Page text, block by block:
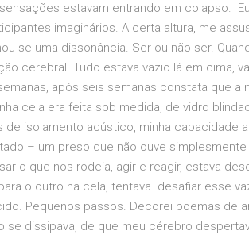
estavam entrando em colapso.
imaginários. A certa altura, me
se uma dissonância. Ser ou não ser.
cerebral. Tudo estava vazio lá em cima,
após seis semanas constata que a
cela era feita sob medida, de vidro
de isolamento acústico, minha capacidade
– um preso que não ouve
o que nos rodeia, agir e reagir, estava
o outro na cela, tentava desafiar esse
Pequenos passos. Decorei poemas de
dissipava, de que meu cérebro